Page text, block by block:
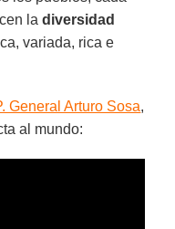
ladiversidad
variada, rica e
General Arturo Sosa,
al mundo: